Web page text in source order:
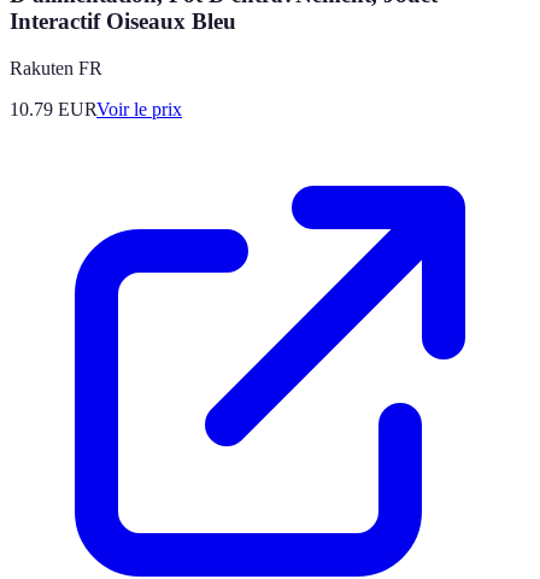
Interactif Oiseaux Bleu
Rakuten FR
10.79 EURVoir le prix